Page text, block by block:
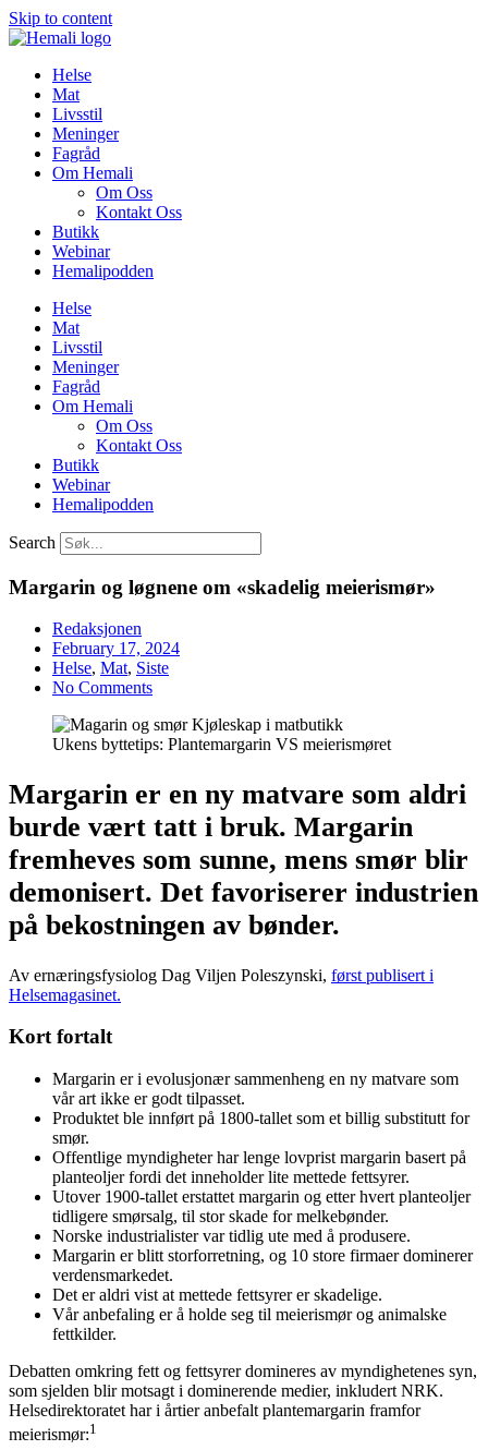
Skip to content
Helse
Mat
Livsstil
Meninger
Fagråd
Om Hemali
Om Oss
Kontakt Oss
Butikk
Webinar
Hemalipodden
Helse
Mat
Livsstil
Meninger
Fagråd
Om Hemali
Om Oss
Kontakt Oss
Butikk
Webinar
Hemalipodden
Search
Margarin og løgnene om «skadelig meierismør»
Redaksjonen
February 17, 2024
Helse, Mat, Siste
No Comments
Ukens byttetips: Plantemargarin VS meierismøret
Margarin er en ny matvare som aldri
burde vært tatt i bruk. Margarin
fremheves som sunne, mens smør blir
demonisert. Det favoriserer industrien
på bekostningen av bønder.
Av ernæringsfysiolog Dag Viljen Poleszynski, først publisert i
Helsemagasinet.
Kort fortalt
Margarin er i evolusjonær sammenheng en ny matvare som
vår art ikke er godt tilpasset.
Produktet ble innført på 1800-tallet som et billig substitutt for
smør.
Offentlige myndigheter har lenge lovprist margarin basert på
planteoljer fordi det inneholder lite mettede fettsyrer.
Utover 1900-tallet erstattet margarin og etter hvert planteoljer
tidligere smørsalg, til stor skade for melkebønder.
Norske industrialister var tidlig ute med å produsere.
Margarin er blitt storforretning, og 10 store firmaer dominerer
verdensmarkedet.
Det er aldri vist at mettede fettsyrer er skadelige.
Vår anbefaling er å holde seg til meierismør og animalske
fettkilder.
Debatten omkring fett og fettsyrer domineres av myndighetenes syn,
som sjelden blir motsagt i dominerende medier, inkludert NRK.
Helsedirektoratet har i årtier anbefalt plantemargarin framfor
meierismør:1